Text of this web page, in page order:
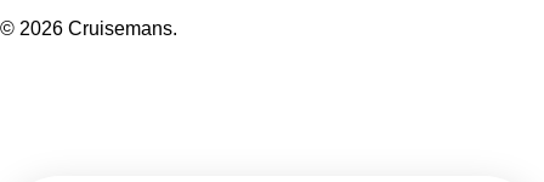
© 2026 Cruisemans.